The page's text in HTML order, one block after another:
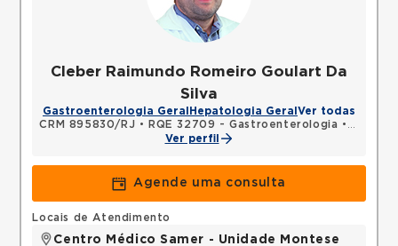
Cleber Raimundo Romeiro Goulart Da
Silva
Gastroenterologia Geral Hepatologia Geral Ver todas
CRM 895830/RJ • RQE 32709 - Gastroenterologia •
Ver perfil
Agende uma consulta
Locais de Atendimento
Centro Médico Samer - Unidade Montese